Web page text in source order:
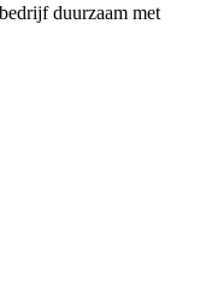
duurzaam met